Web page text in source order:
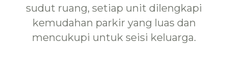
sudut ruang, setiap unit dilengkapi
kemudahan parkir yang luas dan
mencukupi untuk seisi keluarga.